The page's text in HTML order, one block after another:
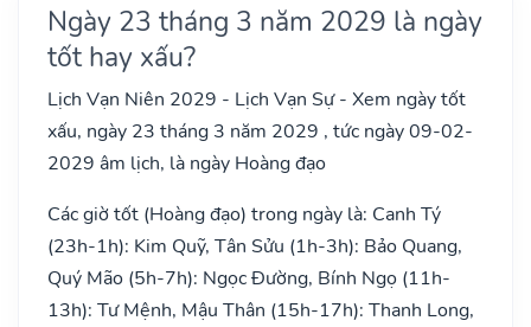
Ngày 23 tháng 3 năm 2029 là ngày
tốt hay xấu?
Lịch Vạn Niên 2029 - Lịch Vạn Sự - Xem ngày tốt
xấu, ngày 23 tháng 3 năm 2029 , tức ngày 09-02-
2029 âm lịch, là ngày Hoàng đạo
Các giờ tốt (Hoàng đạo) trong ngày là: Canh Tý
(23h-1h): Kim Quỹ, Tân Sửu (1h-3h): Bảo Quang,
Quý Mão (5h-7h): Ngọc Đường, Bính Ngọ (11h-
13h): Tư Mệnh, Mậu Thân (15h-17h): Thanh Long,